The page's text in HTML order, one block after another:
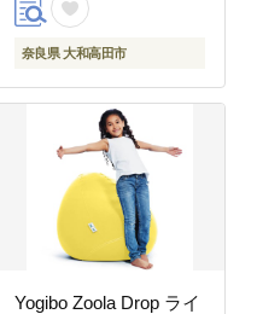
奈良県 大和高田市
Yogibo Zoola Drop ライ